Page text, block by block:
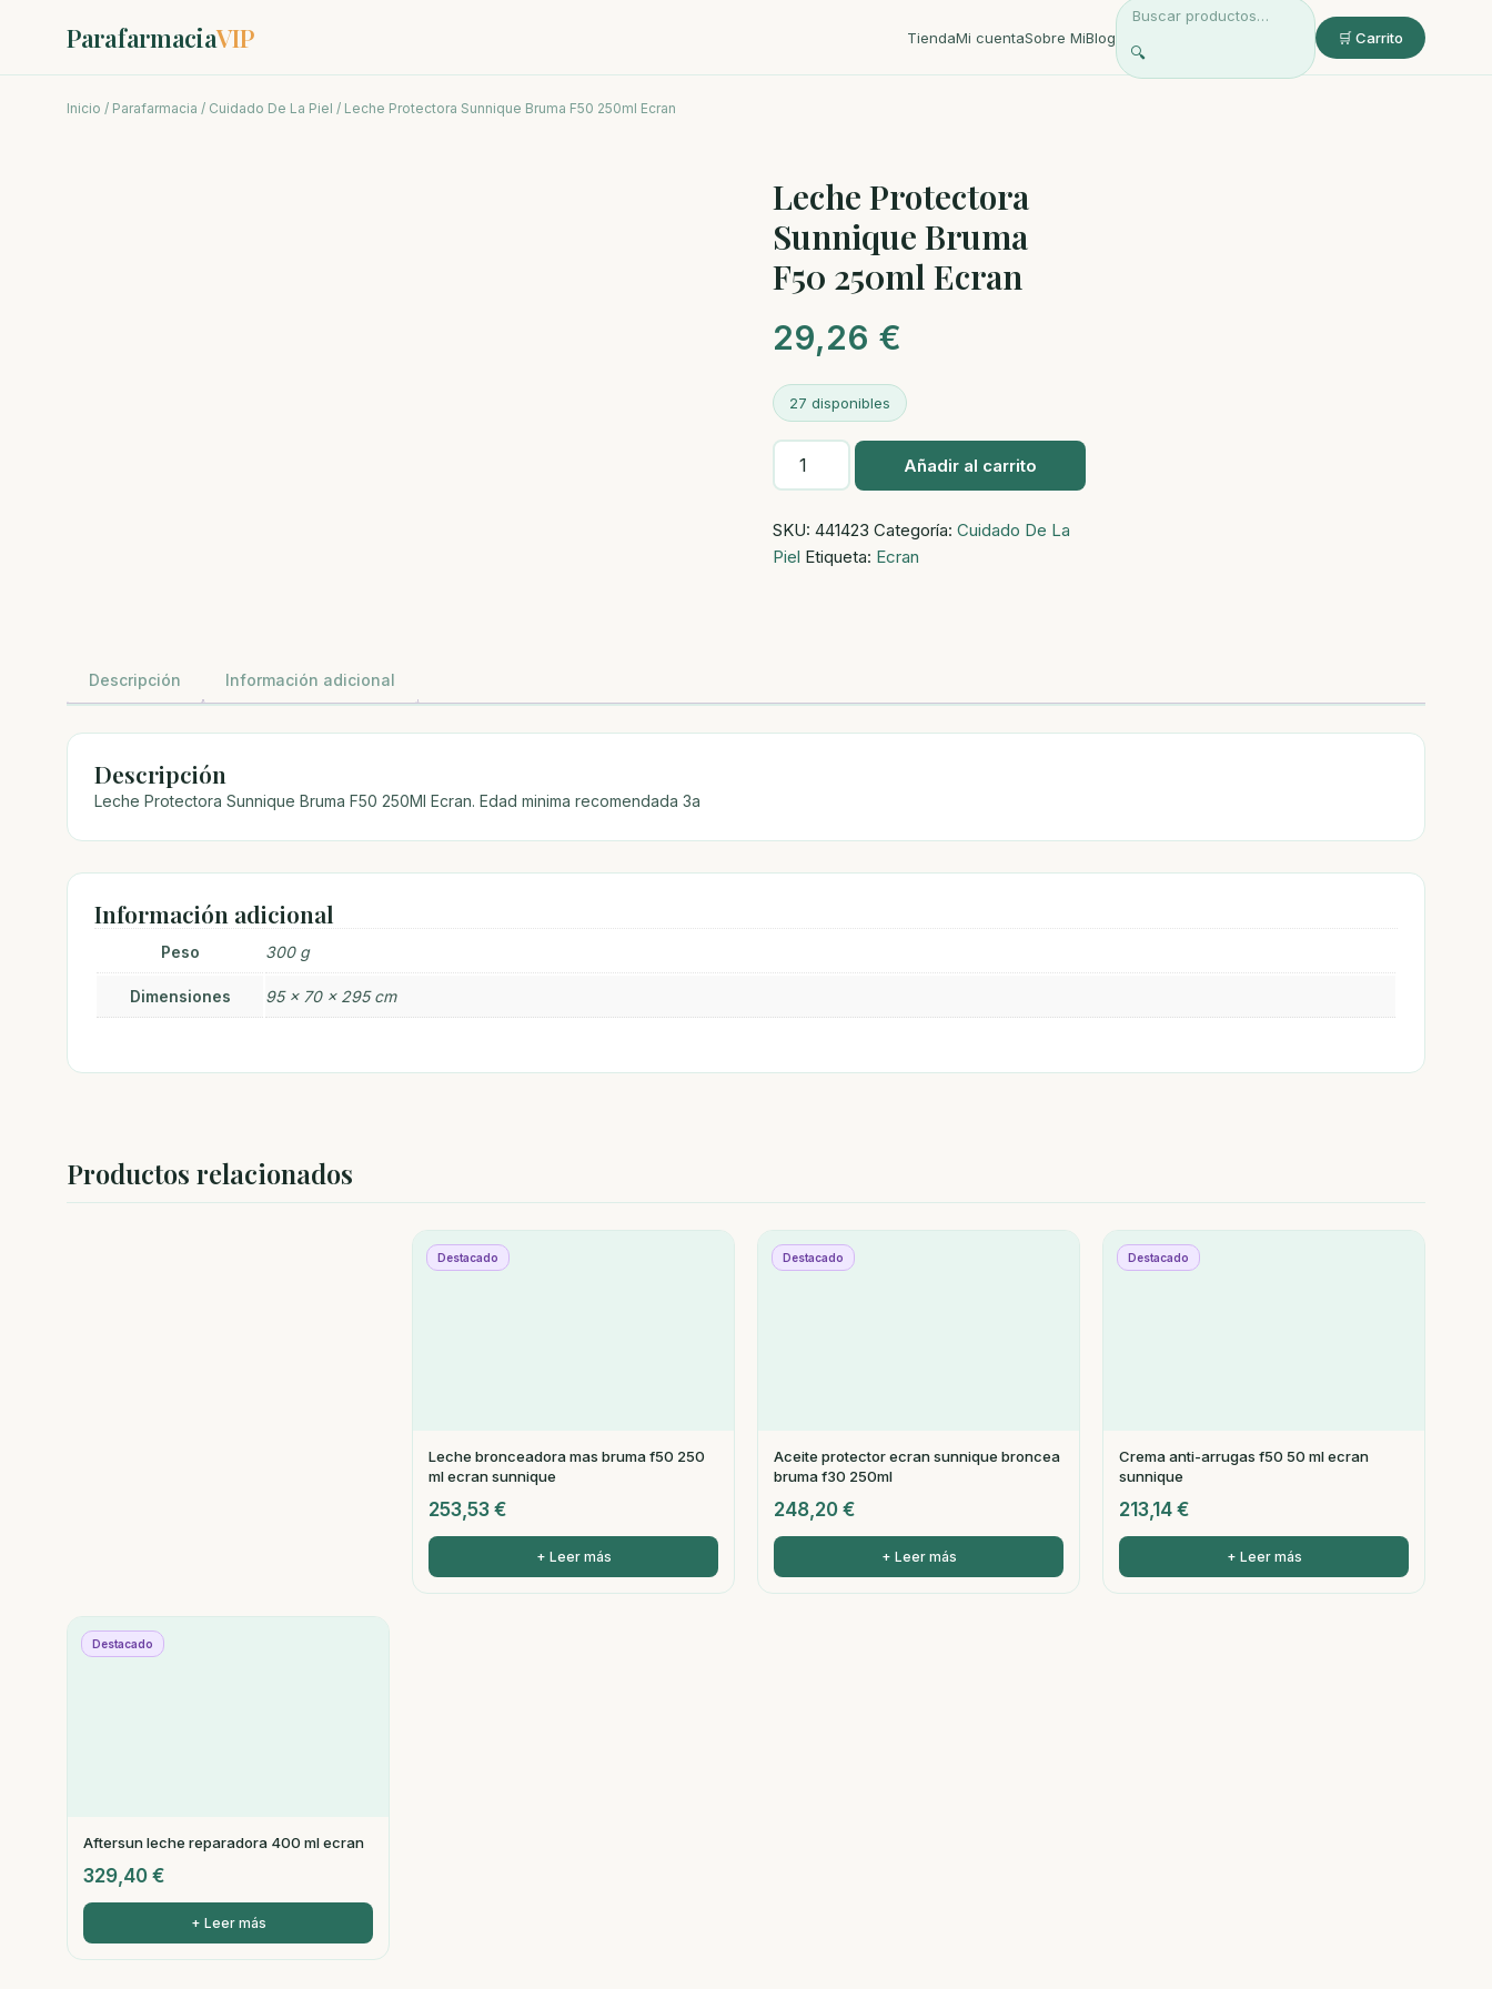
ParafarmaciaVIP TiendaMi cuentaSobre MiBlog
🔍
🛒 Carrito
Inicio / Parafarmacia / Cuidado De La Piel / Leche Protectora Sunnique Bruma F50 250ml Ecran
Leche Protectora
Sunnique Bruma
F50 250ml Ecran
29,26 €
27 disponibles
Leche
Protectora
Bruma
F50
Añadir al carrito
SKU: 441423 Categoría: Cuidado De La
Piel Etiqueta: Ecran
Descripción Información adicional
Descripción
Leche Protectora Sunnique Bruma F50 250Ml Ecran. Edad minima recomendada 3a
Información adicional
Peso 300 g
Dimensiones 95 × 70 × 295 cm
Productos relacionados
Destacado
Leche bronceadora mas bruma f50 250
ml ecran sunnique
253,53 €
+ Leer más
Destacado
Aceite protector ecran sunnique broncea
bruma f30 250ml
248,20 €
+ Leer más
Destacado
Crema anti-arrugas f50 50 ml ecran
sunnique
213,14 €
+ Leer más
Destacado
Aftersun leche reparadora 400 ml ecran
329,40 €
+ Leer más